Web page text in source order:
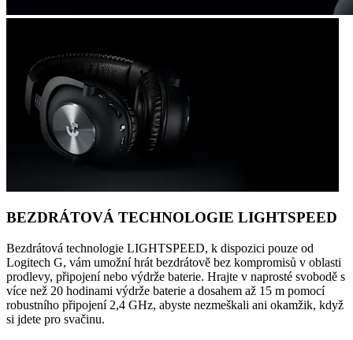
BEZDRÁTOVÁ TECHNOLOGIE LIGHTSPEED
Bezdrátová technologie LIGHTSPEED, k dispozici pouze od
Logitech G, vám umožní hrát bezdrátově bez kompromisů v oblasti
prodlevy, připojení nebo výdrže baterie. Hrajte v naprosté svobodě s
více než 20 hodinami výdrže baterie a dosahem až 15 m pomocí
robustního připojení 2,4 GHz, abyste nezmeškali ani okamžik, když
si jdete pro svačinu.